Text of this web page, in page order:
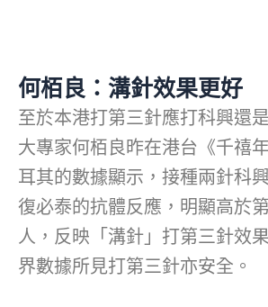
何栢良：溝針效果更好
至於本港打第三針應打科興還
大專家何栢良昨在港台《千禧
耳其的數據顯示，接種兩針科
復必泰的抗體反應，明顯高於
人，反映「溝針」打第三針效
界數據所見打第三針亦安全。